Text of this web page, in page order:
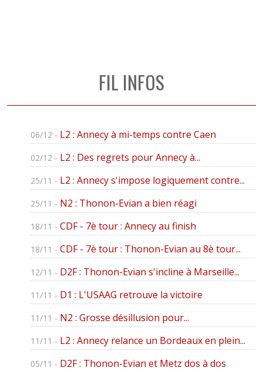
FIL INFOS
06/12 - L2 : Annecy à mi-temps contre Caen
02/12 - L2 : Des regrets pour Annecy à...
25/11 - L2 : Annecy s'impose logiquement contre...
25/11 - N2 : Thonon-Evian a bien réagi
18/11 - CDF - 7è tour : Annecy au finish
18/11 - CDF - 7è tour : Thonon-Evian au 8è tour...
12/11 - D2F : Thonon-Evian s'incline à Marseille...
11/11 - D1 : L'USAAG retrouve la victoire
11/11 - N2 : Grosse désillusion pour...
11/11 - L2 : Annecy relance un Bordeaux en plein...
05/11 - D2F : Thonon-Evian et Metz dos à dos